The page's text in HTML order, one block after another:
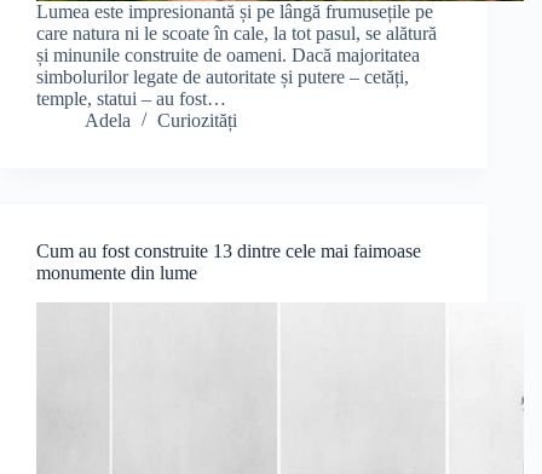
Lumea este impresionantă și pe lângă frumusețile pe
care natura ni le scoate în cale, la tot pasul, se alătură
și minunile construite de oameni. Dacă majoritatea
simbolurilor legate de autoritate și putere – cetăți,
temple, statui – au fost…
Adela
Curiozități
Cum au fost construite 13 dintre cele mai faimoase
monumente din lume